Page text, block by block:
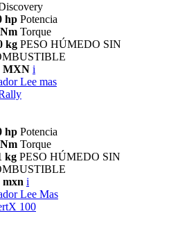
hp Potencia
Torque
kg PESO HÚMEDO SIN
MXN i
Lee mas
hp Potencia
Torque
kg PESO HÚMEDO SIN
mxn i
Lee Mas
100